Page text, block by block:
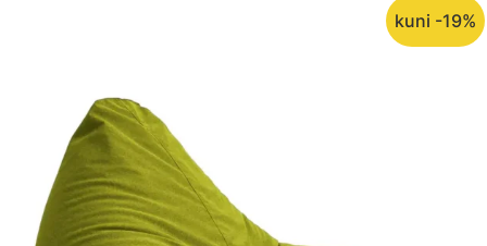
kuni -19%